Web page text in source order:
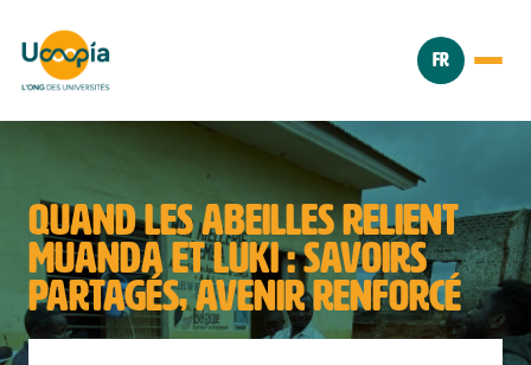
FR
QUAND LES ABEILLES RELIENT
MUANDA ET LUKI : SAVOIRS
PARTAGÉS, AVENIR RENFORCÉ